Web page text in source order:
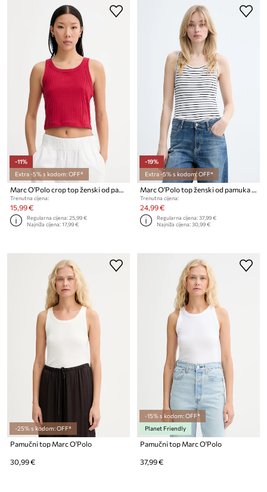
-11%
Extra -5% s kodom: OFF*
Marc O'Polo crop top ženski od pamuka s elastanom
Trenutna cijena:
15,99 €
Regularna cijena:25,99 €
Najniža cijena:17,99 €
-19%
Extra -5% s kodom: OFF*
Marc O'Polo top ženski od pamuka i elastana
Trenutna cijena:
24,99 €
Regularna cijena:37,99 €
Najniža cijena:30,99 €
-25% s kodom: OFF*
Pamučni top Marc O'Polo
30,99 €
-15% s kodom: OFF*
Planet Friendly
Pamučni top Marc O'Polo
37,99 €